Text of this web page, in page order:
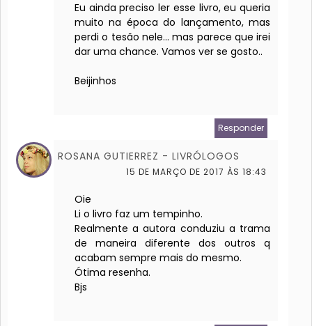
Eu ainda preciso ler esse livro, eu queria
muito na época do lançamento, mas
perdi o tesão nele... mas parece que irei
dar uma chance. Vamos ver se gosto..
Beijinhos
Responder
ROSANA GUTIERREZ - LIVRÓLOGOS
15 DE MARÇO DE 2017 ÀS 18:43
Oie
Li o livro faz um tempinho.
Realmente a autora conduziu a trama
de maneira diferente dos outros q
acabam sempre mais do mesmo.
Ótima resenha.
Bjs